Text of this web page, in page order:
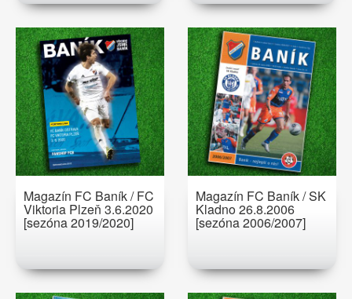
Magazín FC Baník / FC
Viktoria Plzeň 3.6.2020
[sezóna 2019/2020]
Magazín FC Baník / SK
Kladno 26.8.2006
[sezóna 2006/2007]